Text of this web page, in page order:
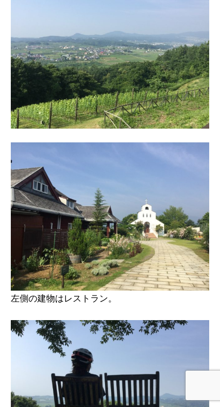
左側の建物はレストラン。